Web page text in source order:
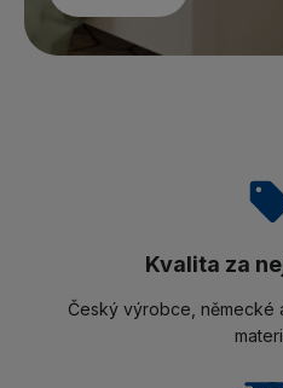
Kvalita za
Český výrobce,